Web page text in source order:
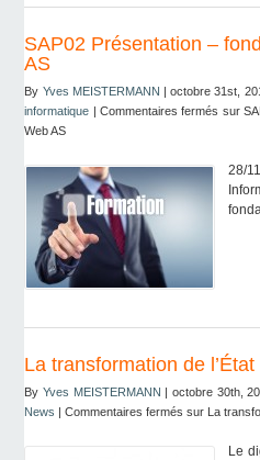
SAP02 Présentation –
AS
By Yves MEISTERMANN | octobre 31st,
informatique |Commentaires fermés sur
Web AS
28/
La transformation de
ByYves MEISTERMANN | octobre 30th,
News |Commentaires fermés sur La
Le